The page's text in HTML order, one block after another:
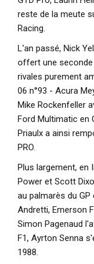
reste de la meute
Racing.
L'an passé, Nick
offert une
rivales purement
06 n°93 - Acura
Mike Rockenfeller
Ford Multimatic en
Priaulx a ainsi
PRO.
Plus largement, en
Power et Scott
au palmarès du
Andretti, Emerson
Simon Pagenaud
F1, Ayrton Senna
1988.